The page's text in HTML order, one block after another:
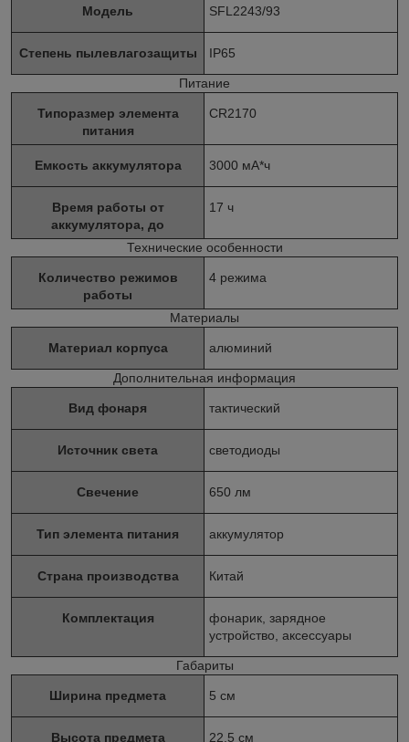
Модель SFL2243/93
Степень пылевлагозащиты IP65
Питание
Типоразмер элемента
питания
CR2170
Емкость аккумулятора 3000 мА*ч
Время работы от
аккумулятора, до
17 ч
Технические особенности
Количество режимов
работы
4 режима
Материалы
Материал корпуса алюминий
Дополнительная информация
Вид фонаря тактический
Источник света светодиоды
Свечение 650 лм
Тип элемента питания аккумулятор
Страна производства Китай
Комплектация
фонарик, зарядное
устройство, аксессуары
Габариты
Ширина предмета 5 см
Высота предмета 22.5 см